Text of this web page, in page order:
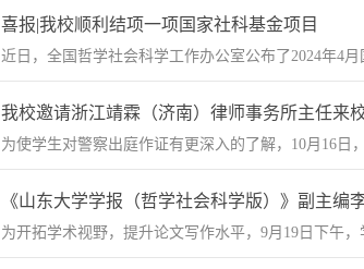
喜报|我校顺利结项一项国家社科基金项目
近日，全国哲学社会科学工作办公室公布了2024年4
我校邀请浙江靖霖（济南）律师事务所主任来
为使学生对警察出庭作证有更深入的了解，10月16
《山东大学学报（哲学社会科学版）》副主编
为开拓学术视野，提升论文写作水平，9月19日下午